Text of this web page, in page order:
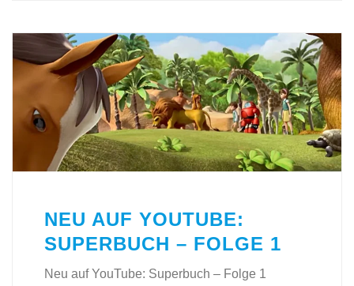
NEU AUF YOUTUBE:
SUPERBUCH – FOLGE 1
Neu auf YouTube: Superbuch – Folge 1